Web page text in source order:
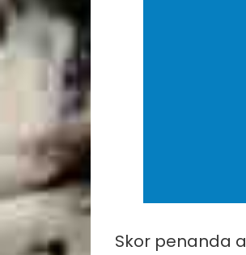
Skor penanda